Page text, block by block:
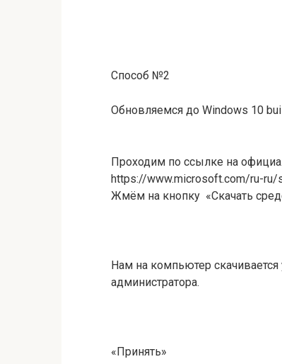
Способ №2
Обновляемся до Windows 10
Проходим по ссылке на
https://www.microsoft.com/ru-
Жмём на кнопку «Скачать
Нам на компьютер скачивается
администратора.
«Принять»